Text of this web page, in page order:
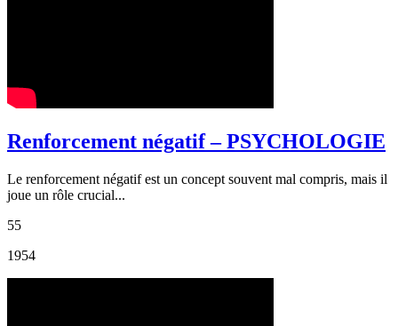
Renforcement négatif – PSYCHOLOGIE
Le renforcement négatif est un concept souvent mal compris, mais il
joue un rôle crucial...
55
1954